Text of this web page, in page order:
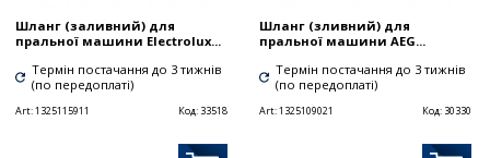
Шланг (заливний) для
пральної машини Electrolux...
Термін постачання до 3 тижнів
(по передоплаті)
Art:1325115911 Код: 33518
Шланг (зливний) для
пральної машини AEG...
Термін постачання до 3 тижнів
(по передоплаті)
Art:1325109021 Код: 30330